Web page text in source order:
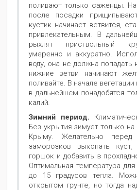
поливают только саженцы.
после посадки
кустик начинает ветвится,
привлекательным. В
рыхлят приствольный
умеренно и аккуратно.
воду, она не должна попадать
нижние ветви начинают
поливайте. В начале вегетации
в дальнейшем понадобятся
калий.
Зимний период.
Без укрытия зимует только
Крыму. Желательно перед
заморозков выкопать
горшок и добавить в
Оптимальная температура
до 15 градусов тепла.
открытом грунте, но тогда